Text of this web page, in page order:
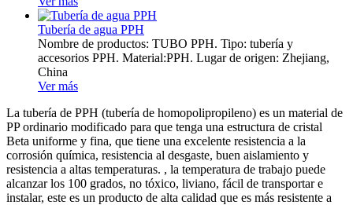
Tubería de agua PPH
Nombre de productos: TUBO PPH. Tipo: tubería y
accesorios PPH. Material:PPH. Lugar de origen: Zhejiang,
China
Ver más
La tubería de PPH (tubería de homopolipropileno) es un material de
PP ordinario modificado para que tenga una estructura de cristal
Beta uniforme y fina, que tiene una excelente resistencia a la
corrosión química, resistencia al desgaste, buen aislamiento y
resistencia a altas temperaturas. , la temperatura de trabajo puede
alcanzar los 100 grados, no tóxico, liviano, fácil de transportar e
instalar, este es un producto de alta calidad que es más resistente a